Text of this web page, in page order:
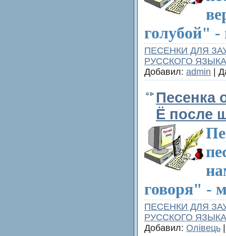
голубой" -
ПЕСЕНКИ ДЛЯ
РУССКОГО ЯЗЫКА
Добавил: admin |
Песенка
Ё после
говоря" -
ПЕСЕНКИ ДЛЯ
РУССКОГО ЯЗЫКА
Добавил: Олівець